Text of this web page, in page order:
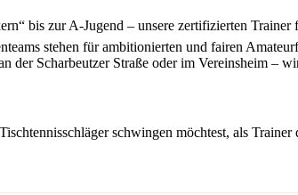
bis zur A-Jugend – unsere zertifizierten Trainer
stehen für ambitionierten und fairen
der Scharbeutzer Straße oder im Vereinsheim –
schwingen möchtest, als